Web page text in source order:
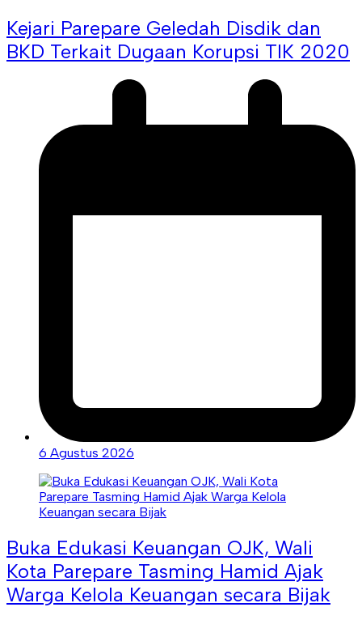
Kejari Parepare Geledah Disdik dan
BKD Terkait Dugaan Korupsi TIK 2020
6 Agustus 2026
Buka Edukasi Keuangan OJK, Wali
Kota Parepare Tasming Hamid Ajak
Warga Kelola Keuangan secara Bijak